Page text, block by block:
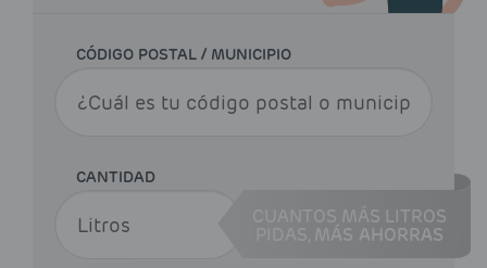
CÓDIGO POSTAL / MUNICIPIO
CANTIDAD
CUANTOS MÁS LITROS
MÁS AHORRAS